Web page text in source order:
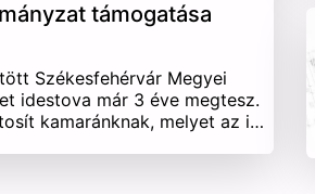
támogatása
Székesfehérvár Megyei
idestova már 3 éve megtesz.
kamaránknak, melyet az i…